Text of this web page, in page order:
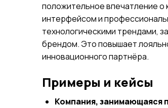
положительное впечатление о
интерфейсом и
технологическими трендами,
брендом. Это повышает
инновационного партнёра.
Примеры и кейсы
Компания, занимающаяся